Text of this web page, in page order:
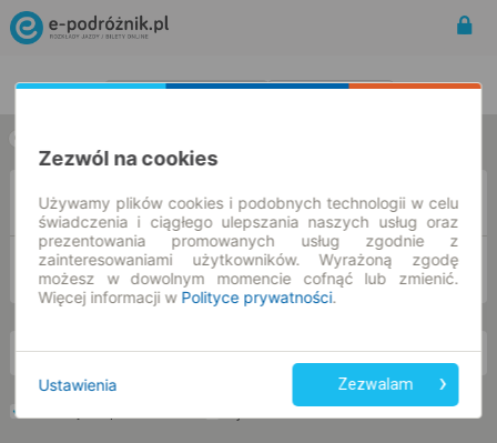
Z
DO
so. 8 sie. -- : --
Zezwól na cookies
Używamy plików cookies i podobnych technologii w celu
świadczenia i ciągłego ulepszania naszych usług oraz
prezentowania promowanych usług zgodnie z
zainteresowaniami użytkowników. Wyrażoną zgodę
możesz w dowolnym momencie cofnąć lub zmienić.
Więcej informacji w Polityce prywatności.
Ustawienia Zezwalam